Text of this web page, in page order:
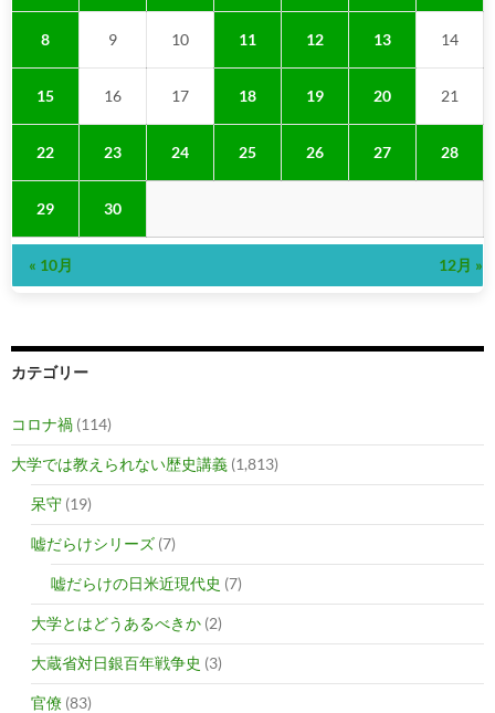
8 9 10 11 12 13 14
15 16 17 18 19 20 21
22 23 24 25 26 27 28
29 30
« 10月 12月 »
カテゴリー
コロナ禍 (114)
大学では教えられない歴史講義 (1,813)
呆守 (19)
嘘だらけシリーズ (7)
嘘だらけの日米近現代史 (7)
大学とはどうあるべきか (2)
大蔵省対日銀百年戦争史 (3)
官僚 (83)